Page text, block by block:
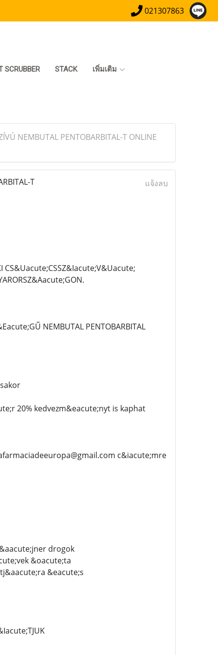
021307863
SCRUBBER STACK เพิ่มเติม
NEMBUTAL PENTOBARBITAL-T ONLINE
T
แจ้งลบ
CS&Uacute;CSSZ&Iacute;V&Uacute;
NEMBUTAL PENTOBARBITAL
20% kedvezm&eacute;nyt is kaphat
c&iacute;mre
drogok
&oacute;ta
&eacute;s